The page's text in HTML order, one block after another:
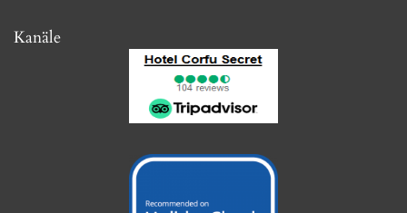
pulita così come il bagno dell'hotel e l'hotel stesso. Ogni giorno sistemano le camere
e puliscono il bagno. La colazione è molto buona e varia, l'unica cosa che consiglio e
di aggiungere i cornetti; in più èanche con vista sul mare Noi non beviamo latte
freddo e ogni giorno gentilmente e gratuitamente ce lo preparavano e abbiamo
apprezzato molto I proprietari sono stati sempre gentilissimi per tutta la durata del
soggiorno e ci hanno riservato anche un parcheggio per il nostro scooter. Le camere
hanno anche un balconcino con sedie e tavolino e una vista su ipsos L'hotel ha
porta a Corfù town Se dovessi ritornare a Corfù ritornerei in questo hotel senza
Kanäle